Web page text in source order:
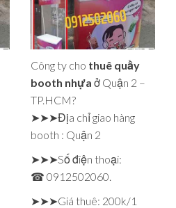
Công ty cho thuê quầy
booth nhựa ở Quận 2 –
TP.HCM?
➤➤➤Địa chỉ giao hàng
booth : Quận 2
➤➤➤Số điện thoại:
☎ 0912502060.
➤➤➤Giá thuê: 200k/1